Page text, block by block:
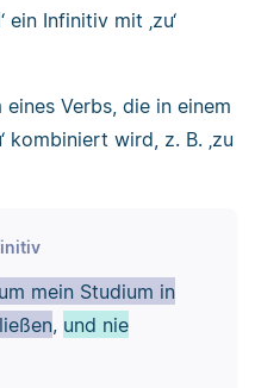
Infinitiv mit ‚zu‘
Verbs, die in einem
kombiniert wird, z. B. ‚zu
um mein Studium in
, und nie